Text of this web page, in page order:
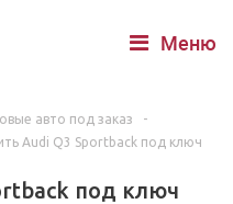
Меню
авто под заказ
-
Audi Q3 Sportback под ключ
под ключ